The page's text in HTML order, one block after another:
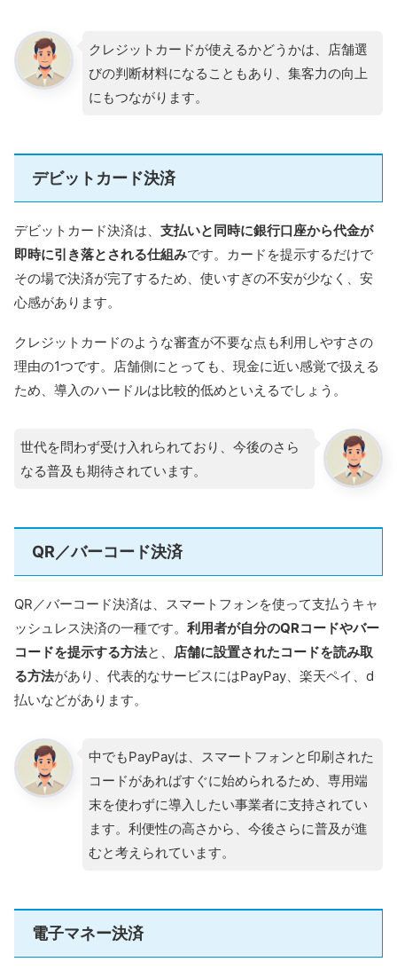
クレジットカードが使えるかどうかは、店舗選
びの判断材料になることもあり、集客力の向上
にもつながります。
デビットカード決済
デビットカード決済は、 支払いと同時に銀行口座から代金が
即時に引き落とされる仕組みです。カードを提示するだけで
その場で決済が完了するため、使いすぎの不安が少なく、安
心感があります。
クレジットカードのような審査が不要な点も利用しやすさの
理由の1つです。店舗側にとっても、現金に近い感覚で扱える
ため、導入のハードルは比較的低めといえるでしょう。
世代を問わず受け入れられており、今後のさら
なる普及も期待されています。
QR／バーコード決済
QR／バーコード決済は、スマートフォンを使って支払うキャ
ッシュレス決済の一種です。 利用者が自分のQRコードやバー
コードを提示する方法と、 店舗に設置されたコードを読み取
る方法があり、代表的なサービスにはPayPay、楽天ペイ、d
払いなどがあります。
中でもPayPayは、スマートフォンと印刷された
コードがあればすぐに始められるため、専用端
末を使わずに導入したい事業者に支持されてい
ます。利便性の高さから、今後さらに普及が進
むと考えられています。
電子マネー決済